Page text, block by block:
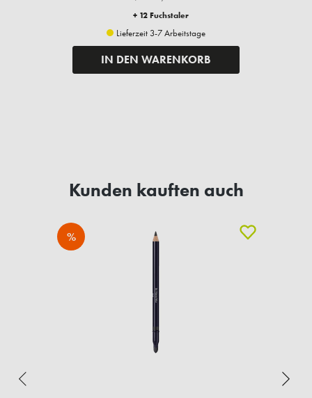
+ 12 Fuchstaler
Lieferzeit 3-7 Arbeitstage
IN DEN WARENKORB
Kunden kauften auch
%